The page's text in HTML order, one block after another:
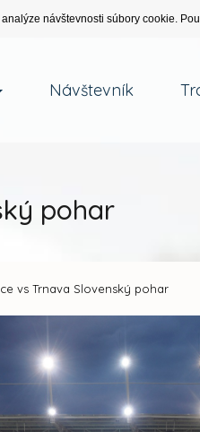
návštevnosti súbory cookie.
Návštevník
pohar
vs Trnava Slovenský pohar